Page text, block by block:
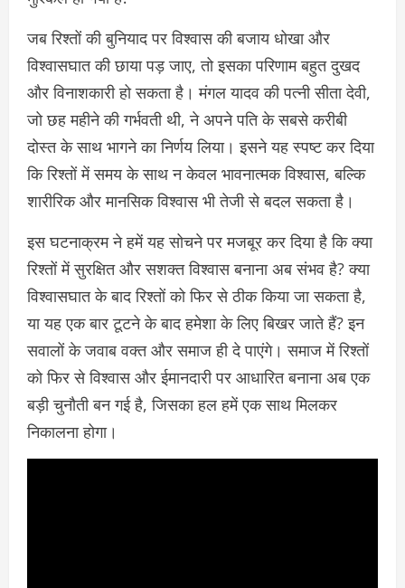
जब रिश्तों की बुनियाद पर विश्वास की बजाय धोखा और
विश्वासघात की छाया पड़ जाए, तो इसका परिणाम बहुत दुखद
और विनाशकारी हो सकता है। मंगल यादव की पत्नी सीता देवी,
जो छह महीने की गर्भवती थी, ने अपने पति के सबसे करीबी
दोस्त के साथ भागने का निर्णय लिया। इसने यह स्पष्ट कर दिया
कि रिश्तों में समय के साथ न केवल भावनात्मक विश्वास, बल्कि
शारीरिक और मानसिक विश्वास भी तेजी से बदल सकता है।
इस घटनाक्रम ने हमें यह सोचने पर मजबूर कर दिया है कि क्या
रिश्तों में सुरक्षित और सशक्त विश्वास बनाना अब संभव है? क्या
विश्वासघात के बाद रिश्तों को फिर से ठीक किया जा सकता है,
या यह एक बार टूटने के बाद हमेशा के लिए बिखर जाते हैं? इन
सवालों के जवाब वक्त और समाज ही दे पाएंगे। समाज में रिश्तों
को फिर से विश्वास और ईमानदारी पर आधारित बनाना अब एक
बड़ी चुनौती बन गई है, जिसका हल हमें एक साथ मिलकर
निकालना होगा।